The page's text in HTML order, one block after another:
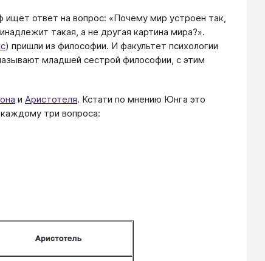
ответ на вопрос: «Почему мир устроен так,
такая, а не другая картина мира?».
) пришли из философии. И факультет психологии
младшей сестрой философии, с этим
и Аристотеля. Кстати по мнению Юнга это
три вопроса: